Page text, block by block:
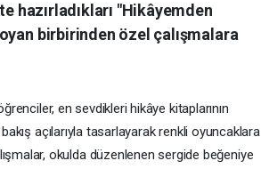
hazırladıkları "Hikâyemden
birbirinden özel çalışmalara
en sevdikleri hikâye kitaplarının
açılarıyla tasarlayarak renkli oyuncaklara
okulda düzenlenen sergide beğeniye